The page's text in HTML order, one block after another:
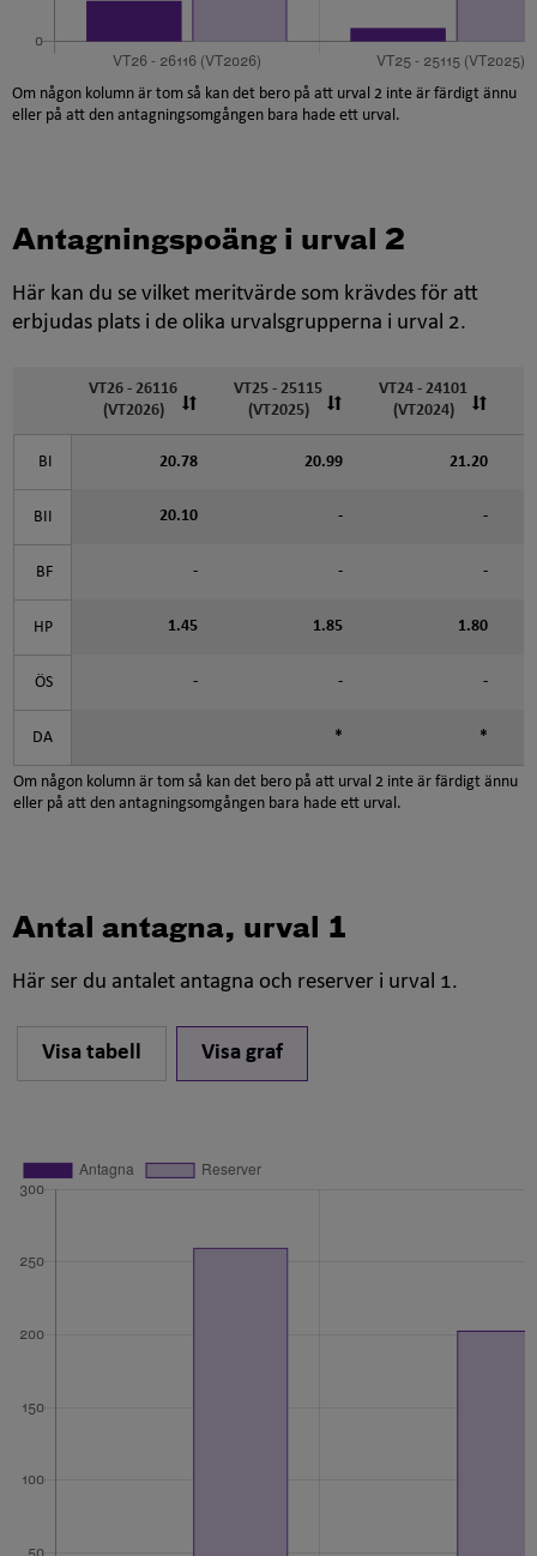
Om någon kolumn är tom så kan det bero på att urval 2 inte är färdigt ännu
eller på att den antagningsomgången bara hade ett urval.
Antagningspoäng i urval 2
Här kan du se vilket meritvärde som krävdes för att
erbjudas plats i de olika urvalsgrupperna i urval 2.
VT26 - 26116
(VT2026)
VT25 - 25115
(VT2025)
VT24 - 24101
(VT2024)
BI 20.78 20.99 21.20
BII 20.10 - -
BF - - -
HP 1.45 1.85 1.80
ÖS - - -
DA * *
Om någon kolumn är tom så kan det bero på att urval 2 inte är färdigt ännu
eller på att den antagningsomgången bara hade ett urval.
Antal antagna, urval 1
Här ser du antalet antagna och reserver i urval 1.
Visa tabell Visa graf